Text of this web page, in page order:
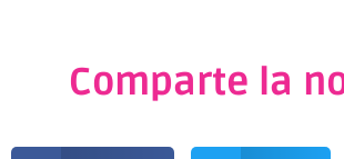
Comparte la